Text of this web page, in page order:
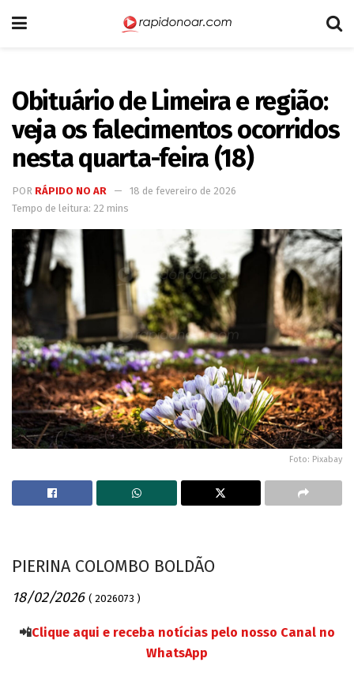
Obituário de Limeira e região:
veja os falecimentos ocorridos
nesta quarta-feira (18)
POR RÁPIDO NO AR
18 de fevereiro de 2026
Tempo de leitura: 22 mins
Foto: Pixabay
PIERINA COLOMBO BOLDÃO
18/02/2026 ( 2026073 )
📲Clique aqui e receba notícias pelo nosso Canal no
WhatsApp